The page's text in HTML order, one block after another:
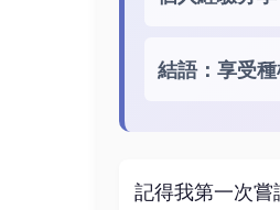
結語：享受
記得我第一次嘗